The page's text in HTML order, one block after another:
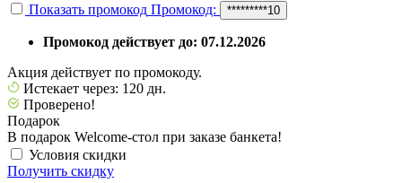
Показать промокод Промокод: *********10
Промокод действует до: 07.12.2026
Акция действует по промокоду.
Истекает через: 120 дн.
Проверено!
Подарок
В подарок Welcome-стол при заказе банкета!
Условия скидки
Получить скидку